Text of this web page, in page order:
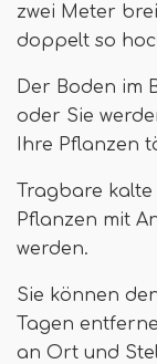
zwei Meter
doppelt so
Der Boden im
oder Sie
Ihre Pflanzen
Tragbare
Pflanzen mit
werden.
Sie können
Tagen
an Ort und